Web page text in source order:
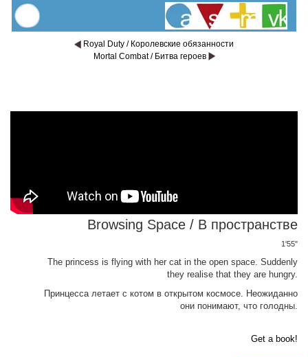
Royal Duty / Королевские обязанности
Mortal Combat / Битва героев
Browsing Space / В пространстве
1'55"
The princess is flying with her cat in the open space. Suddenly
they realise that they are hungry.
Принцесса летает с котом в открытом космосе. Неожиданно
они понимают, что голодны.
Get a book!